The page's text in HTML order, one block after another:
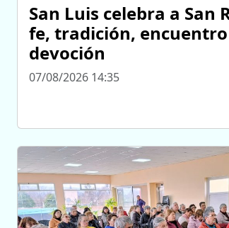
San Luis celebra a San
fe, tradición,
devoción
07/08/2026 14:35